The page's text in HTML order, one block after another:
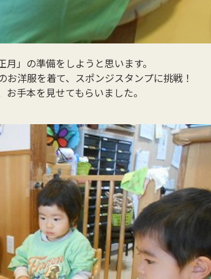
」の準備をしようと思います。
洋服を着て、スポンジスタンプに挑戦！
手本を見せてもらいました。